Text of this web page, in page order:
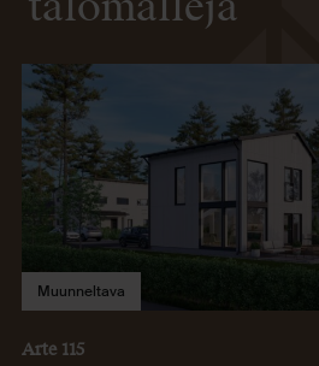
Muunneltava
Arte 115